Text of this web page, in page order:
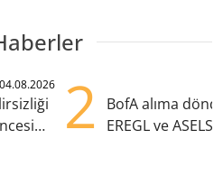
04.08.2026 2
BofA alıma
EREGL ve ASELS